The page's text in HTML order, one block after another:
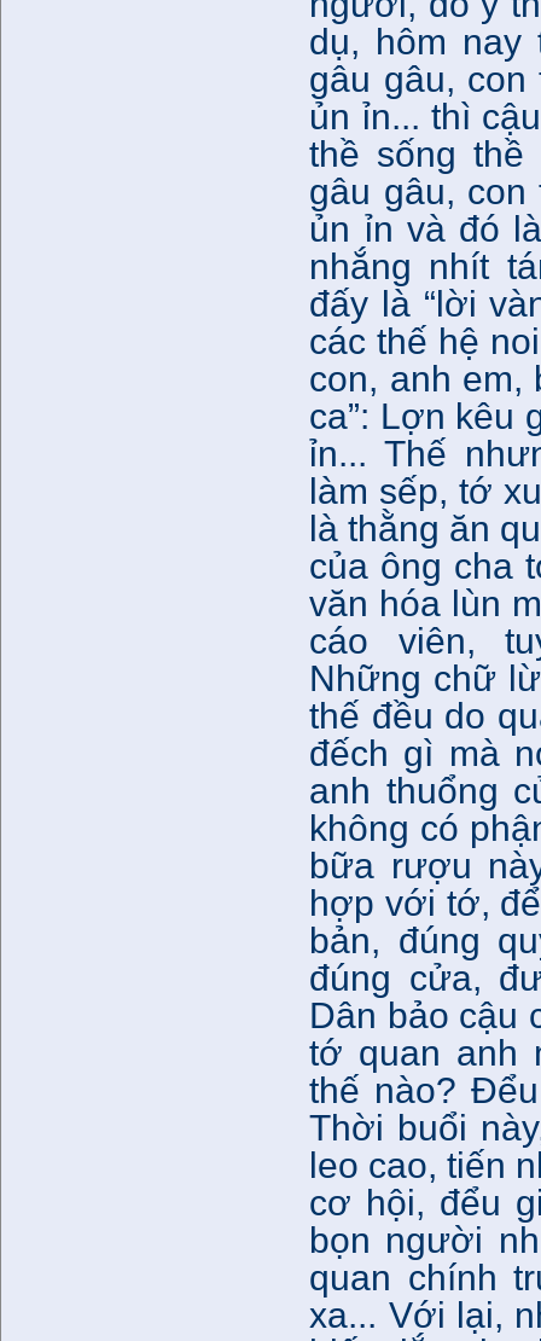
dụ, hôm
gâu gâu, con
ủn ỉn... thì
thề sống
gâu gâu, con
ủn ỉn và đó
nhắng nhít
đấy là “lời
các thế hệ
con, anh em,
ca”: Lợn kêu
ỉn... Thế
làm sếp, tớ
là thằng ăn
của ông cha
văn hóa lùn
cáo viên,
Những chữ
thế đều do
đếch gì mà
anh thuổng
không có
bữa rượu
hợp với tớ,
bản, đúng
đúng cửa,
Dân bảo cậu
tớ quan anh
thế nào?
Thời buổi
leo cao, tiến
cơ hội, đểu
bọn người
quan chính
xa... Với lại,